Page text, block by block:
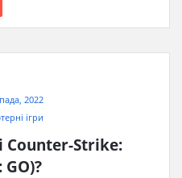
2022
ігри
Counter-Strike: